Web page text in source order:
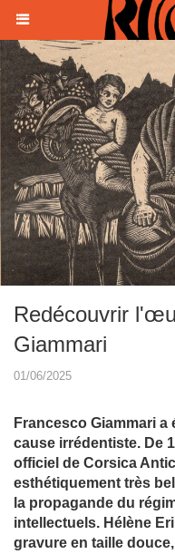
Redécouvrir
Giammari
01/06/2025
Francesco Giammari
cause irrédentiste. De
officiel de Corsica
esthétiquement très
la propagande du
intellectuels. Hélène
gravure en taille